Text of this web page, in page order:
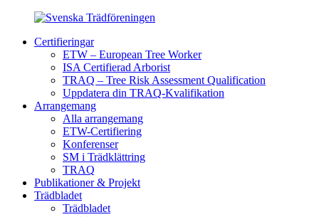
Certifieringar
ETW – European Tree Worker
ISA Certifierad Arborist
TRAQ – Tree Risk Assessment Qualification
Uppdatera din TRAQ-Kvalifikation
Arrangemang
Alla arrangemang
ETW-Certifiering
Konferenser
SM i Trädklättring
TRAQ
Publikationer & Projekt
Trädbladet
Trädbladet